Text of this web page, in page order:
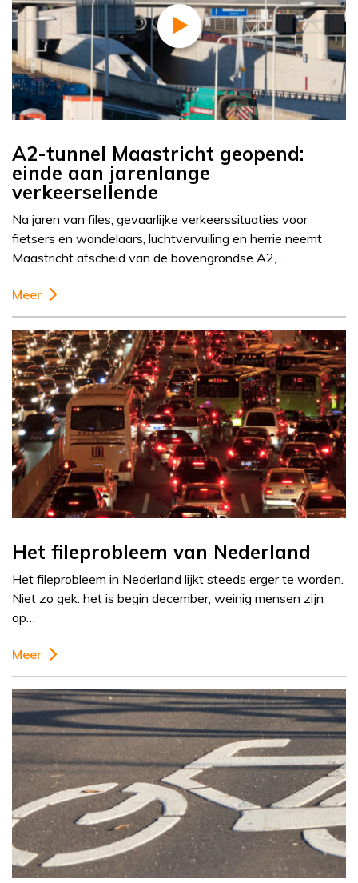
A2-tunnel Maastricht geopend:
einde aan jarenlange
verkeersellende
Na jaren van files, gevaarlijke verkeerssituaties voor
fietsers en wandelaars, luchtvervuiling en herrie neemt
Maastricht afscheid van de bovengrondse A2,…
Meer
Het fileprobleem van Nederland
Het fileprobleem in Nederland lijkt steeds erger te worden.
Niet zo gek: het is begin december, weinig mensen zijn
op…
Meer